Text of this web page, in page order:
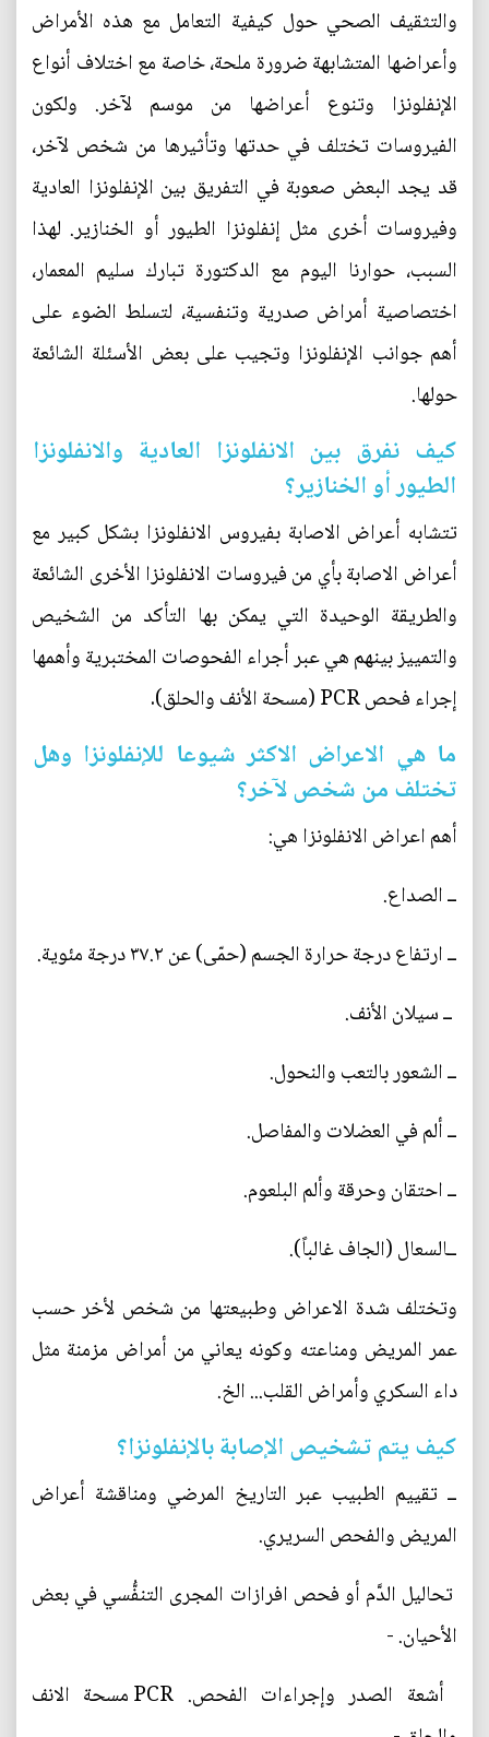
والتثقيف الصحي حول كيفية التعامل مع هذه الأمراض
وأعراضها المتشابهة ضرورة ملحة، خاصة مع اختلاف أنواع
الإنفلونزا وتنوع أعراضها من موسم لآخر. ولكون
الفيروسات تختلف في حدتها وتأثيرها من شخص لآخر،
قد يجد البعض صعوبة في التفريق بين الإنفلونزا العادية
وفيروسات أخرى مثل إنفلونزا الطيور أو الخنازير. لهذا
السبب، حوارنا اليوم مع الدكتورة تبارك سليم المعمار،
اختصاصية أمراض صدرية وتنفسية، لتسلط الضوء على
أهم جوانب الإنفلونزا وتجيب على بعض الأسئلة الشائعة
حولها.
كيف نفرق بين الانفلونزا العادية والانفلونزا
الطيور أو الخنازير؟
تتشابه أعراض الاصابة بفيروس الانفلونزا بشكل كبير مع
أعراض الاصابة بأي من فيروسات الانفلونزا الأخرى الشائعة
والطريقة الوحيدة التي يمكن بها التأكد من الشخيص
والتمييز بينهم هي عبر أجراء الفحوصات المختبرية وأهمها
إجراء فحص PCR (مسحة الأنف والحلق).
ما هي الاعراض الاكثر شيوعا للإنفلونزا وهل
تختلف من شخص لآخر؟
أهم اعراض الانفلونزا هي:
ــ الصداع.
ــ ارتفاع درجة حرارة الجسم (حمّى) عن ٣٧.٢ درجة مئوية.
ــ سيلان الأنف.
ــ الشعور بالتعب والنحول.
ــ ألم في العضلات والمفاصل.
ــ احتقان وحرقة وألم البلعوم.
ــالسعال (الجاف غالباً).
وتختلف شدة الاعراض وطبيعتها من شخص لأخر حسب
عمر المريض ومناعته وكونه يعاني من أمراض مزمنة مثل
داء السكري وأمراض القلب... الخ.
كيف يتم تشخيص الإصابة بالإنفلونزا؟
ــ تقييم الطبيب عبر التاريخ المرضي ومناقشة أعراض
المريض والفحص السريري.
تحاليل الدَّم أو فحص افرازات المجرى التنفُّسي في بعض
الأحيان. -
أشعة الصدر وإجراءات الفحص. PCR مسحة الانف